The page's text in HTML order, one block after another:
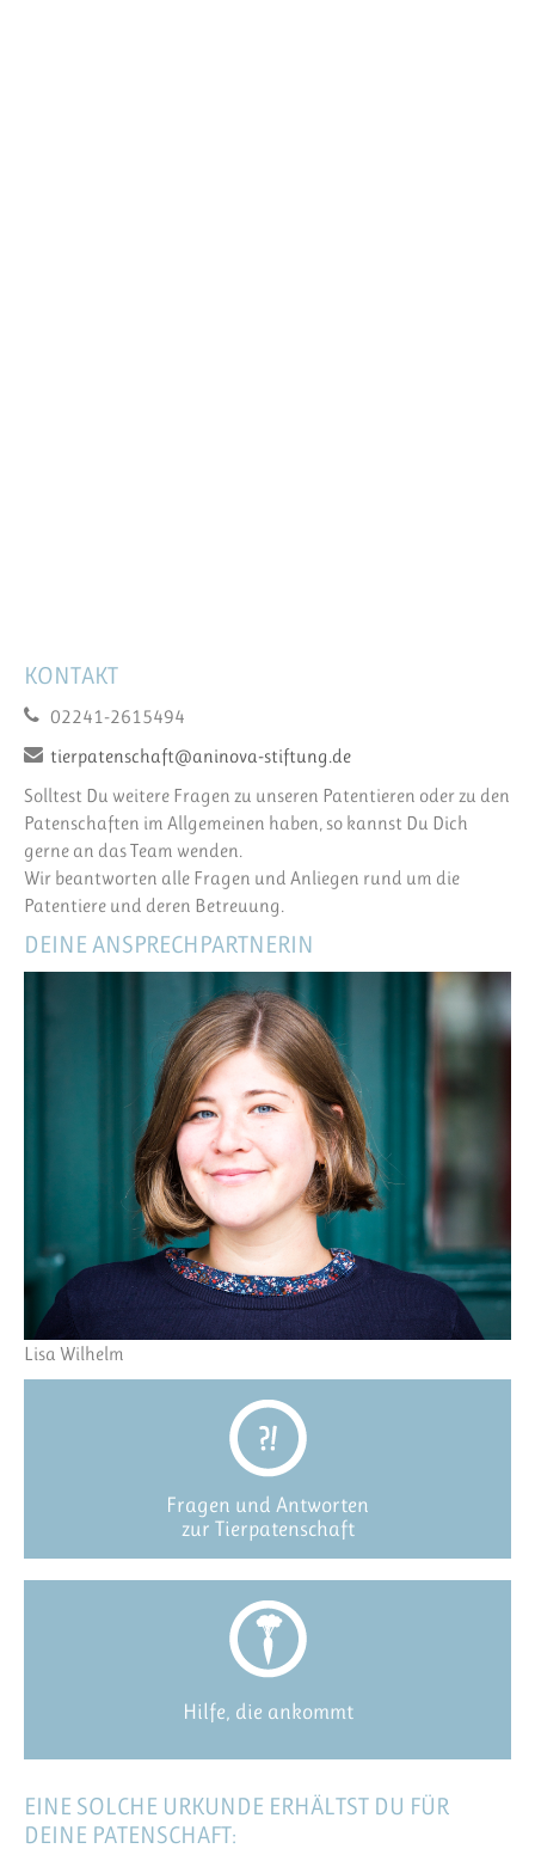
KONTAKT
02241-2615494
tierpatenschaft@aninova-stiftung.de
Solltest Du weitere Fragen zu unseren Patentieren oder zu den
Patenschaften im Allgemeinen haben, so kannst Du Dich
gerne an das Team wenden.
Wir beantworten alle Fragen und Anliegen rund um die
Patentiere und deren Betreuung.
DEINE ANSPRECHPARTNERIN
Lisa Wilhelm
Fragen und Antworten
zur Tierpatenschaft
Hilfe, die ankommt
EINE SOLCHE URKUNDE ERHÄLTST DU FÜR
DEINE PATENSCHAFT: